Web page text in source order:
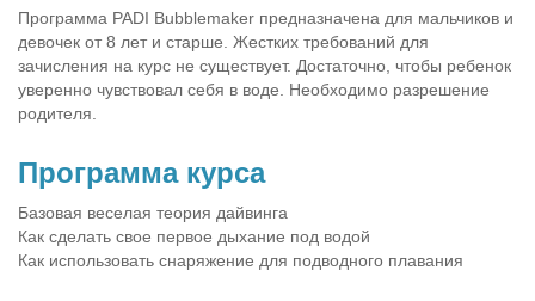
Программа PADI Bubblemaker предназначена для мальчиков и
девочек от 8 лет и старше. Жестких требований для
зачисления на курс не существует. Достаточно, чтобы ребенок
уверенно чувствовал себя в воде. Необходимо разрешение
родителя.
Программа курса
Базовая веселая теория дайвинга
Как сделать свое первое дыхание под водой
Как использовать снаряжение для подводного плавания